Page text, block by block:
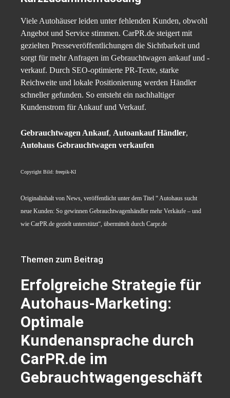
Viele Autohäuser leiden unter fehlenden Kunden, obwohl
Angebot und Service stimmen. CarPR.de steigert mit
gezielten Presseveröffentlichungen die Sichtbarkeit und
sorgt für mehr Anfragen im Gebrauchtwagen ankauf und -
verkauf. Durch SEO-optimierte PR-Texte, starke
Reichweite und lokale Positionierung werden Händler
schneller gefunden. So entsteht ein nachhaltiger
Kundenstrom für Ankauf und Verkauf.
Gebrauchtwagen Ankauf, Autoankauf Händler,
Autohaus Gebrauchtwagen verkaufen
Copyright Bild: freepik-KI
Originalinhalt von News, veröffentlicht unter dem Titel “ Autohaus sucht
neue Kunden: So gewinnen Gebrauchtwagenhändler mehr Verkäufe – und
wie CarPR.de gezielt unterstützt“, übermittelt durch Carpr.de
Themen zum Beitrag
Erfolgreiche Strategie für
Autohaus-Marketing:
Optimale
Kundenansprache durch
CarPR.de im
Gebrauchtwagengeschäft